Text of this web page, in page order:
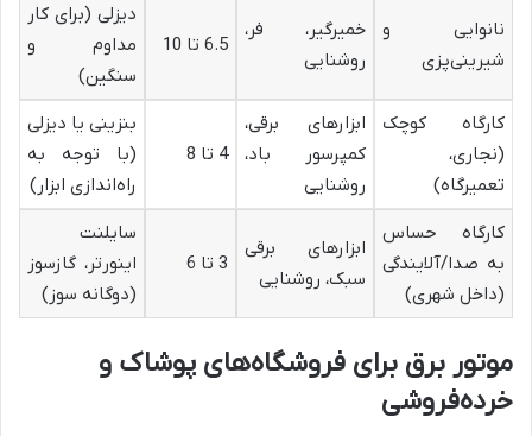
نانوایی و
شیرینی‌پزی
خمیرگیر، فر،
روشنایی
6.5 تا 10
دیزلی (برای کار
مداوم و
سنگین)
کارگاه کوچک
(نجاری،
تعمیرگاه)
ابزارهای برقی،
کمپرسور باد،
روشنایی
4 تا 8
بنزینی یا دیزلی
(با توجه به
راه‌اندازی ابزار)
کارگاه حساس
به صدا/آلایندگی
(داخل شهری)
ابزارهای برقی
سبک، روشنایی
3 تا 6
سایلنت
اینورتر، گازسوز
(دوگانه سوز)
موتور برق برای فروشگاه‌های پوشاک و
خرده‌فروشی